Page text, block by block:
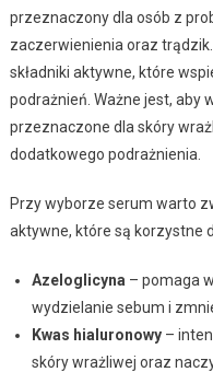
przeznaczony dla osób z
zaczerwienienia oraz
składniki aktywne, które
podrażnień. Ważne jest, aby
przeznaczone dla skóry
dodatkowego podrażnienia.
Przy wyborze serum warto
aktywne, które są korzystne
Azeloglicyna – pomaga
wydzielanie sebum i
Kwas hialuronowy–
skóry wrażliwej oraz